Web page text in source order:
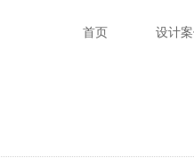
首页 设计案